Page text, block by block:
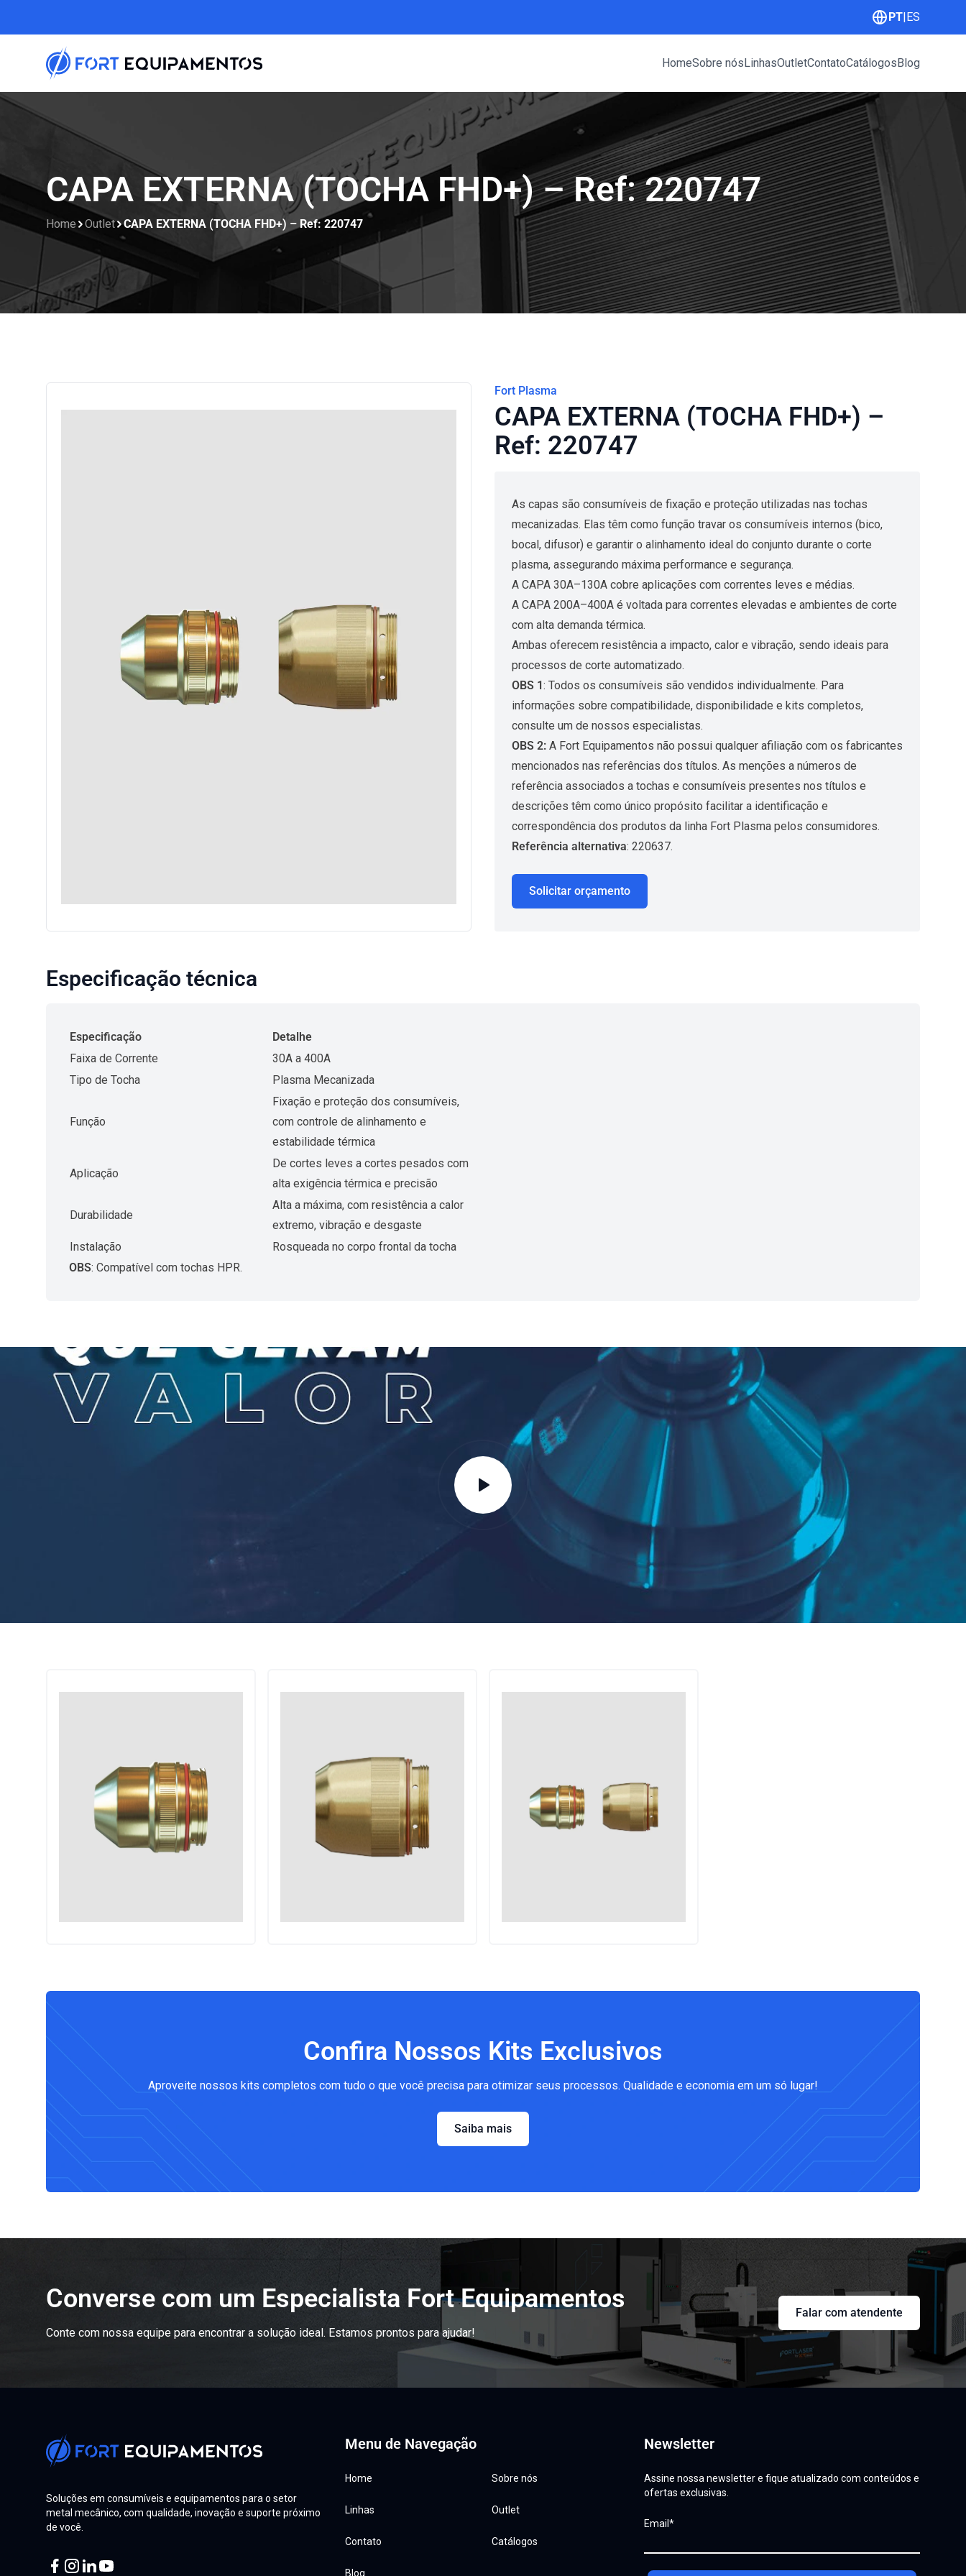
PT|ES
HomeSobre nósLinhasOutletContatoCatálogosBlog
CAPA EXTERNA (TOCHA FHD+) – Ref: 220747
Home Outlet CAPA EXTERNA (TOCHA FHD+) – Ref: 220747
Fort Plasma
CAPA EXTERNA (TOCHA FHD+) –
Ref: 220747
As capas são consumíveis de fixação e proteção utilizadas nas tochas
mecanizadas. Elas têm como função travar os consumíveis internos (bico,
bocal, difusor) e garantir o alinhamento ideal do conjunto durante o corte
plasma, assegurando máxima performance e segurança.
A CAPA 30A–130A cobre aplicações com correntes leves e médias.
A CAPA 200A–400A é voltada para correntes elevadas e ambientes de corte
com alta demanda térmica.
Ambas oferecem resistência a impacto, calor e vibração, sendo ideais para
processos de corte automatizado.
OBS 1: Todos os consumíveis são vendidos individualmente. Para
informações sobre compatibilidade, disponibilidade e kits completos,
consulte um de nossos especialistas.
OBS 2: A Fort Equipamentos não possui qualquer afiliação com os fabricantes
mencionados nas referências dos títulos. As menções a números de
referência associados a tochas e consumíveis presentes nos títulos e
descrições têm como único propósito facilitar a identificação e
correspondência dos produtos da linha Fort Plasma pelos consumidores.
Referência alternativa: 220637.
Solicitar orçamento
Especificação técnica
Especificação
Detalhe
Faixa de Corrente
30A a 400A
Tipo de Tocha
Plasma Mecanizada
Função
Fixação e proteção dos consumíveis,
com controle de alinhamento e
estabilidade térmica
Aplicação
De cortes leves a cortes pesados com
alta exigência térmica e precisão
Durabilidade
Alta a máxima, com resistência a calor
extremo, vibração e desgaste
Instalação
Rosqueada no corpo frontal da tocha
OBS: Compatível com tochas HPR.
Confira Nossos Kits Exclusivos
Aproveite nossos kits completos com tudo o que você precisa para otimizar seus processos. Qualidade e economia em um só lugar!
Saiba mais
Converse com um Especialista Fort Equipamentos
Conte com nossa equipe para encontrar a solução ideal. Estamos prontos para ajudar!
Falar com atendente
Soluções em consumíveis e equipamentos para o setor
metal mecânico, com qualidade, inovação e suporte próximo
de você.
Menu de Navegação
Home Sobre nós
Linhas Outlet
Contato Catálogos
Blog
Newsletter
Assine nossa newsletter e fique atualizado com conteúdos e
ofertas exclusivas.
Email*